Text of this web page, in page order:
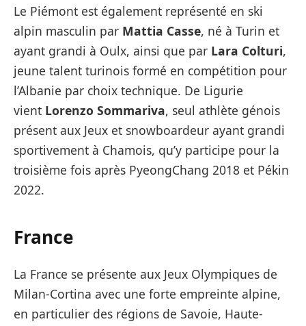
Le Piémont est également représenté en ski
alpin masculin par Mattia Casse, né à Turin et
ayant grandi à Oulx, ainsi que par Lara Colturi,
jeune talent turinois formé en compétition pour
l’Albanie par choix technique. De Ligurie
vient Lorenzo Sommariva, seul athlète génois
présent aux Jeux et snowboardeur ayant grandi
sportivement à Chamois, qu’y participe pour la
troisième fois après PyeongChang 2018 et Pékin
2022.
France
La France se présente aux Jeux Olympiques de
Milan-Cortina avec une forte empreinte alpine,
en particulier des régions de Savoie, Haute-